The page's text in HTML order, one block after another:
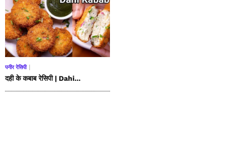
पनीर रेसिपी
दही के कबाब रेसिपी | Dahi...